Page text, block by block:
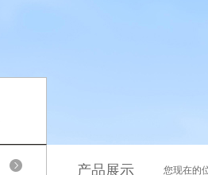
产品展示 您现在的